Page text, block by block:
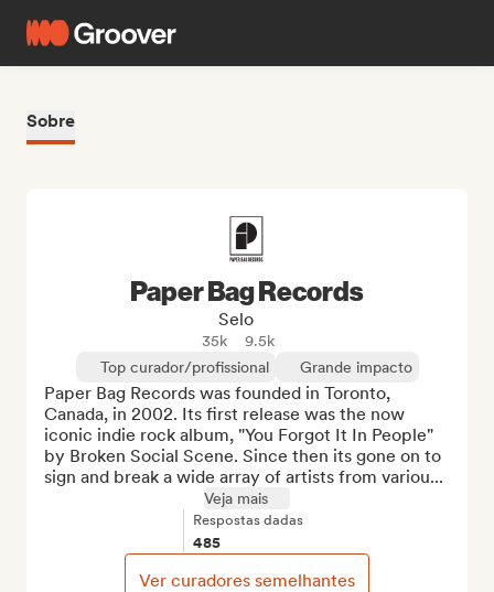
Sobre
Paper Bag Records
Selo
35k
9.5k
Top curador/profissional
Grande impacto
Paper Bag Records was founded in Toronto,
Canada, in 2002. Its first release was the now
iconic indie rock album, "You Forgot It In People"
by Broken Social Scene. Since then its gone on to
sign and break a wide array of artists from variou...
Veja mais
Respostas dadas
485
Ver curadores semelhantes